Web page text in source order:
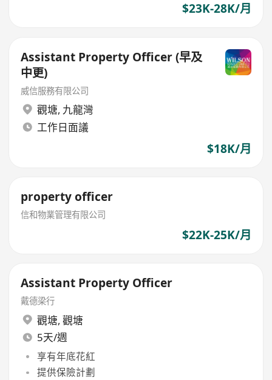
$23K-28K/月
Assistant Property Officer (早及
中更)
威信服務有限公司
觀塘, 九龍灣
工作日面議
$18K/月
property officer
信和物業管理有限公司
$22K-25K/月
Assistant Property Officer
戴德梁行
觀塘, 觀塘
5天/週
享有年底花紅
提供保險計劃